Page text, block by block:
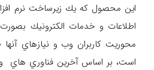
اين محصول كه يك زيرساخت نرم
اطلاعات و خدمات الكترونيك
محوريت كاربران وب و نيازهاي
است، بر اساس آخرين فناوري